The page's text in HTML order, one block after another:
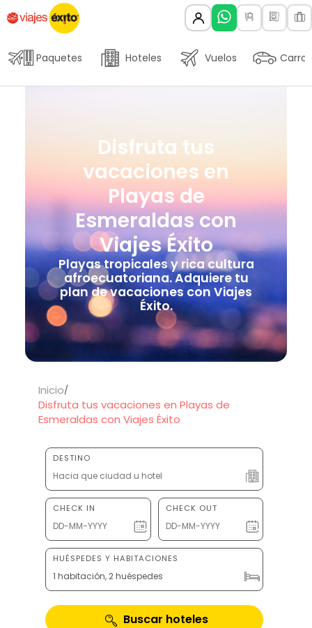
Paquetes Hoteles Vuelos Carros
Disfruta tus
vacaciones en
Playas de
Esmeraldas con
Viajes Éxito
Playas tropicales y rica cultura
afroecuatoriana. Adquiere tu
plan de vacaciones con Viajes
Éxito.
Inicio
Disfruta tus vacaciones en Playas de
Esmeraldas con Viajes Éxito
DESTINO
CHECK IN CHECK OUT
HUÉSPEDES Y HABITACIONES
1 habitación, 2 huéspedes
Buscar hoteles